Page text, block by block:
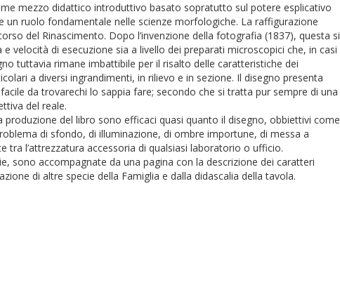
mezzo didattico introduttivo basato sopratutto sul potere esplicativo
ruolo fondamentale nelle scienze morfologiche. La raffigurazione
del Rinascimento. Dopo l’invenzione della fotografia (1837), questa si
velocità di esecuzione sia a livello dei preparati microscopici che, in casi
tuttavia rimane imbattibile per il risalto delle caratteristiche dei
a diversi ingrandimenti, in rilievo e in sezione. Il disegno presenta
da trovarechi lo sappia fare; secondo che si tratta pur sempre di una
del reale.
del libro sono efficaci quasi quanto il disegno, obbiettivi come
di sfondo, di illuminazione, di ombre importune, di messa a
l’attrezzatura accessoria di qualsiasi laboratorio o ufficio.
sono accompagnate da una pagina con la descrizione dei caratteri
di altre specie della Famiglia e dalla didascalia della tavola.